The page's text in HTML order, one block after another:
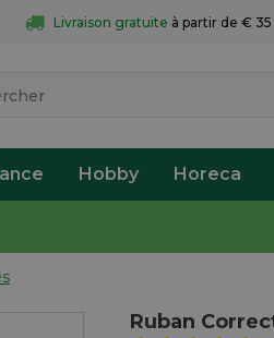
Livraison gratuite à partir de € 35
Hobby Horeca
Ruban